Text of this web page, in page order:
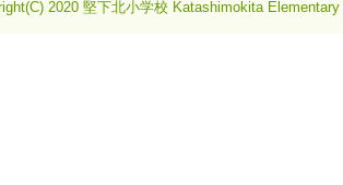
2020 堅下北小学校 Katashimokita